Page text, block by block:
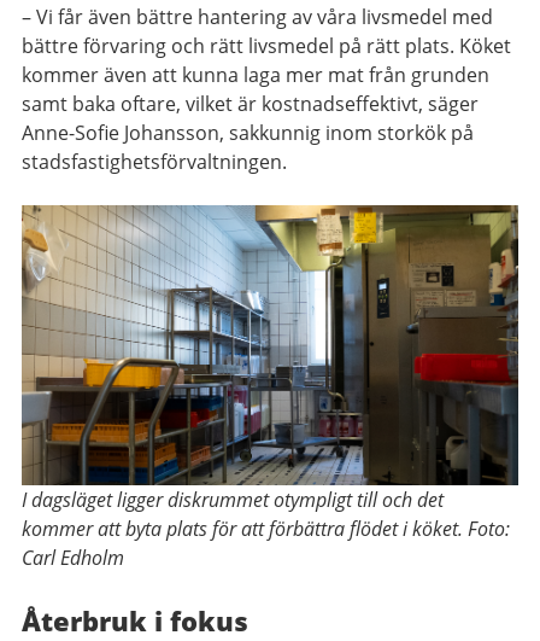
– Vi får även bättre hantering av våra livsmedel med
bättre förvaring och rätt livsmedel på rätt plats. Köket
kommer även att kunna laga mer mat från grunden
samt baka oftare, vilket är kostnadseffektivt, säger
Anne-Sofie Johansson, sakkunnig inom storkök på
stadsfastighetsförvaltningen.
I dagsläget ligger diskrummet otympligt tillochdet
kommer att byta plats för att förbättra flödet i köket. Foto:
Carl Edholm
Återbruk i fokus